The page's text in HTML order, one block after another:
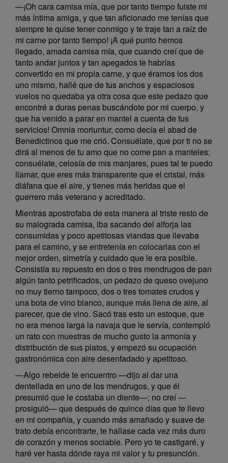
—¡Oh cara camisa mía, que por tanto tiempo fuiste mi
más íntima amiga, y que tan aficionado me tenías que
siempre te quise tener conmigo y te traje tan a raíz de
mi carne por tanto tiempo! ¡A qué punto hemos
llegado, amada camisa mía, que cuando creí que de
tanto andar juntos y tan apegados te habrías
convertido en mi propia carne, y que éramos los dos
uno mismo, hallé que de tus anchos y espaciosos
vuelos no quedaba ya otra cosa que este pedazo que
encontré a duras penas buscándote por mi cuerpo, y
que ha venido a parar en mantel a cuenta de tus
servicios! Omnia moriuntur, como decía el abad de
Benedictinos que me crió. Consuélate, que por ti no se
dirá al menos de tu amo que no come pan a manteles;
consuélate, celosía de mis manjares, pues tal te puedo
llamar, que eres más transparente que el cristal, más
diáfana que el aire, y tienes más heridas que el
guerrero más veterano y acreditado.
Mientras apostrofaba de esta manera al triste resto de
su malograda camisa, iba sacando del alforja las
consumidas y poco apetitosas viandas que llevaba
para el camino, y se entretenía en colocarlas con el
mejor orden, simetría y cuidado que le era posible.
Consistía su repuesto en dos o tres mendrugos de pan
algún tanto petrificados, un pedazo de queso ovejuno
no muy tierno tampoco, dos o tres tomates crudos y
una bota de vino blanco, aunque más llena de aire, al
parecer, que de vino. Sacó tras esto un estoque, que
no era menos larga la navaja que le servía, contempló
un rato con muestras de mucho gusto la armonía y
distribución de sus platos, y empezó su ocupación
gastronómica con aire desenfadado y apetitoso.
—Algo rebelde te encuentro —dijo al dar una
dentellada en uno de los mendrugos, y que él
presumió que le costaba un diente—; no creí —
prosiguió— que después de quince días que te llevo
en mi compañía, y cuando más amañado y suave de
trato debía encontrarte, te hallase cada vez más duro
de corazón y menos sociable. Pero yo te castigaré, y
haré ver hasta dónde raya mi valor y tu presunción.